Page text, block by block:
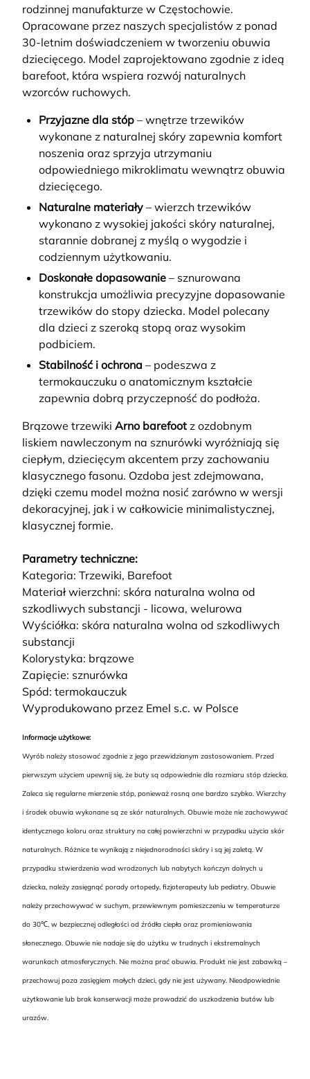
rodzinnej manufakturze w Częstochowie.
Opracowane przez naszych specjalistów z ponad
30-letnim doświadczeniem w tworzeniu obuwia
dziecięcego. Model zaprojektowano zgodnie z ideą
barefoot, która wspiera rozwój naturalnych
wzorców ruchowych.
Przyjazne dla stóp – wnętrze trzewików
wykonane z naturalnej skóry zapewnia komfort
noszenia oraz sprzyja utrzymaniu
odpowiedniego mikroklimatu wewnątrz obuwia
dziecięcego.
Naturalne materiały – wierzch trzewików
wykonano z wysokiej jakości skóry naturalnej,
starannie dobranej z myślą o wygodzie i
codziennym użytkowaniu.
Doskonałe dopasowanie – sznurowana
konstrukcja umożliwia precyzyjne dopasowanie
trzewików do stopy dziecka. Model polecany
dla dzieci z szeroką stopą oraz wysokim
podbiciem.
Stabilność i ochrona – podeszwa z
termokauczuku o anatomicznym kształcie
zapewnia dobrą przyczepność do podłoża.
Brązowe trzewiki Arno barefoot z ozdobnym
liskiem nawleczonym na sznurówki wyróżniają się
ciepłym, dziecięcym akcentem przy zachowaniu
klasycznego fasonu. Ozdoba jest zdejmowana,
dzięki czemu model można nosić zarówno w wersji
dekoracyjnej, jak i w całkowicie minimalistycznej,
klasycznej formie.
Parametry techniczne:
Kategoria: Trzewiki, Barefoot
Materiał wierzchni: skóra naturalna wolna od
szkodliwych substancji - licowa, welurowa
Wyściółka: skóra naturalna wolna od szkodliwych
substancji
Kolorystyka: brązowe
Zapięcie: sznurówka
Spód: termokauczuk
Wyprodukowano przez Emel s.c. w Polsce
Informacje użytkowe:
Wyrób należy stosować zgodnie z jego przewidzianym zastosowaniem. Przed
pierwszym użyciem upewnij się, że buty są odpowiednie dla rozmiaru stóp dziecka.
Zaleca się regularne mierzenie stóp, ponieważ rosną one bardzo szybko. Wierzchy
i środek obuwia wykonane są ze skór naturalnych. Obuwie może nie zachowywać
identycznego koloru oraz struktury na całej powierzchni w przypadku użycia skór
naturalnych. Różnice te wynikają z niejednorodności skóry i są jej zaletą. W
przypadku stwierdzenia wad wrodzonych lub nabytych kończyn dolnych u
dziecka, należy zasięgnąć porady ortopedy, fizjoterapeuty lub pediatry. Obuwie
należy przechowywać w suchym, przewiewnym pomieszczeniu w temperaturze
do 30℃, w bezpiecznej odległości od źródła ciepła oraz promieniowania
słonecznego. Obuwie nie nadaje się do użytku w trudnych i ekstremalnych
warunkach atmosferycznych. Nie można prać obuwia. Produkt nie jest zabawką –
przechowuj poza zasięgiem małych dzieci, gdy nie jest używany. Nieodpowiednie
użytkowanie lub brak konserwacji może prowadzić do uszkodzenia butów lub
urazów.